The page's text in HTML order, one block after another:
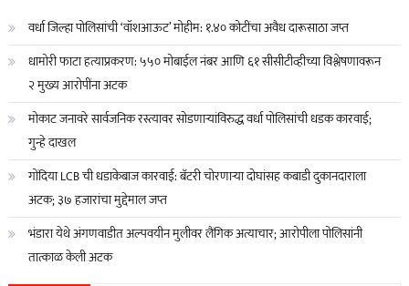
वर्धा जिल्हा पोलिसांची ‘वॉशआऊट’ मोहीम: १.४० कोटींचा अवैध दारूसाठा जप्त
धामोरी फाटा हत्याप्रकरण: ५५० मोबाईल नंबर आणि ६१ सीसीटीव्हीच्या विश्लेषणावरून
२ मुख्य आरोपींना अटक
मोकाट जनावरे सार्वजनिक रस्त्यावर सोडणाऱ्यांविरुद्ध वर्धा पोलिसांची धडक कारवाई;
गुन्हे दाखल
गोंदिया LCB ची धडाकेबाज कारवाई: बॅटरी चोरणाऱ्या दोघांसह कबाडी दुकानदाराला
अटक; ३७ हजारांचा मुद्देमाल जप्त
भंडारा येथे अंगणवाडीत अल्पवयीन मुलीवर लैंगिक अत्याचार; आरोपीला पोलिसांनी
तात्काळ केली अटक